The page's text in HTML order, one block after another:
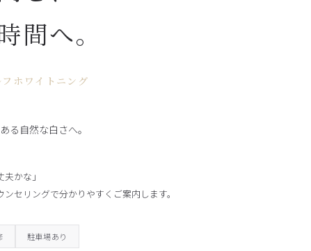
間へ。
ホワイトニング
る自然な白さへ。
かな」
セリングで分かりやすくご案内します。
駐車場あり